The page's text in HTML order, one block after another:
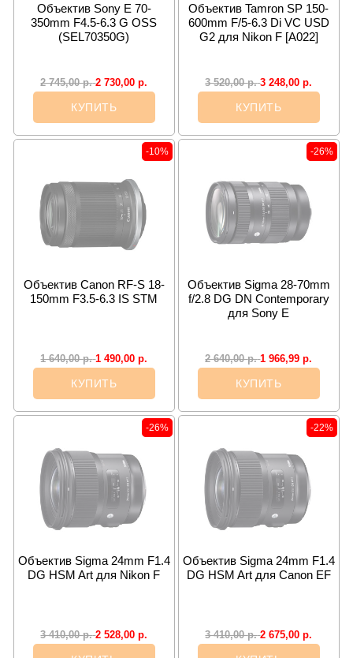
Объектив Sony E 70-
350mm F4.5-6.3 G OSS
(SEL70350G)
2 745,00р. 2 730,00р.
КУПИТЬ
Объектив Tamron SP 150-
600mm F/5-6.3 Di VC USD
G2 для Nikon F [A022]
3 520,00р. 3 248,00р.
КУПИТЬ
-10%
Объектив Canon RF-S 18-
150mm F3.5-6.3 IS STM
1 640,00р. 1 490,00р.
КУПИТЬ
-26%
Объектив Sigma 28-70mm
f/2.8 DG DN Contemporary
для Sony E
2 640,00р. 1 966,99р.
КУПИТЬ
-26%
Объектив Sigma 24mm F1.4
DG HSM Art для Nikon F
3 410,00р. 2 528,00р.
-22%
Объектив Sigma 24mm F1.4
DG HSM Art для Canon EF
3 410,00р. 2 675,00р.